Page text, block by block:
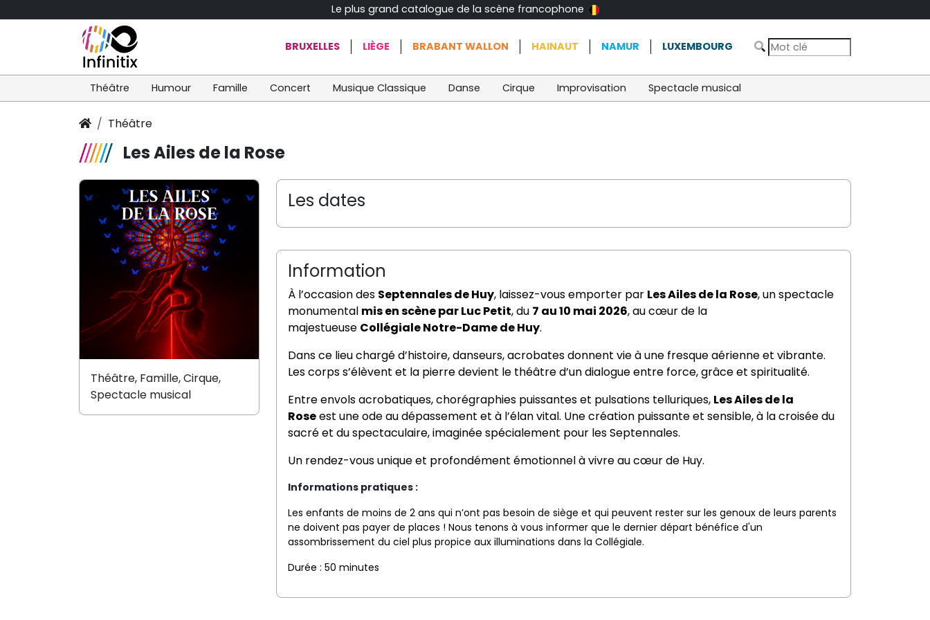
Le plus grand catalogue de la scène francophone
BRUXELLES LIÈGE BRABANT WALLON HAINAUT NAMUR LUXEMBOURG
Théâtre Humour Famille Concert Musique Classique Danse Cirque Improvisation Spectacle musical
Théâtre
Les Ailes de la Rose
Les dates
Information
À l’occasion des Septennales de Huy, laissez-vous emporter par Les Ailes de la Rose, un spectacle
monumental mis en scène parLuc Petit, du 7 au 10 mai 2026, au cœur de la
majestueuse Collégiale Notre-Dame de Huy.
Dans ce lieu chargé d’histoire, danseurs, acrobates donnent vie à une fresque aérienne et vibrante.
Les corps s’élèvent et la pierre devient le théâtre d’un dialogue entre force, grâce et spiritualité.
Entre envols acrobatiques, chorégraphies puissantes et pulsations telluriques, Les Ailes de la
Roseest une ode au dépassement et à l’élan vital. Une création puissante et sensible, à la croisée du
sacré et du spectaculaire, imaginée spécialement pour les Septennales.
Un rendez-vous unique et profondément émotionnel à vivre au cœur de Huy.
Informations pratiques :
Les enfants de moins de 2 ans qui n’ont pas besoin de siège et qui peuvent rester sur les genoux de leurs parents
ne doivent pas payer de places ! Nous tenons à vous informer que le dernier départ bénéfice d'un
assombrissement du ciel plus propice aux illuminations dans la Collégiale.
Durée : 50 minutes
Théâtre, Famille, Cirque,
Spectacle musical